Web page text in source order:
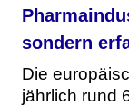
sondern
Die
jährlich rund